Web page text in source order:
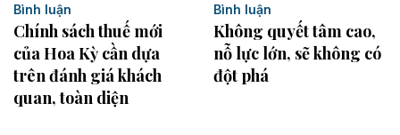
Bình luận
Chính sách thuế mới
của Hoa Kỳ cần dựa
trên đánh giá khách
quan, toàn diện
Bình luận
Không quyết tâm cao,
nỗ lực lớn, sẽ không có
đột phá